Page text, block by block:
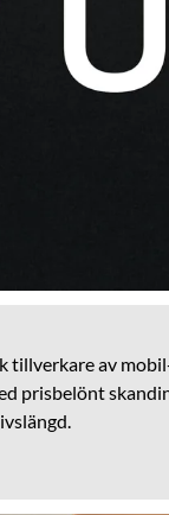
tillverkare av
prisbelönt